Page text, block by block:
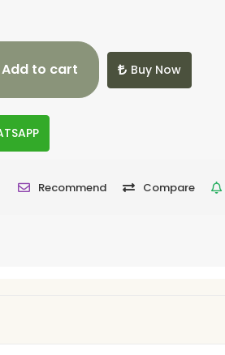
Add to cart Buy Now
Recommend Compare